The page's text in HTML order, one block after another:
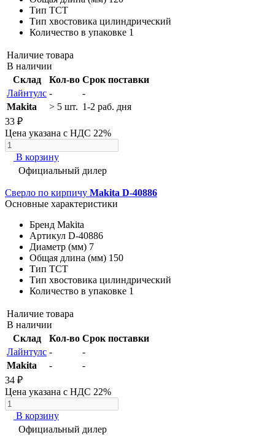
Тип TCT
Тип хвостовика цилиндрический
Количество в упаковке 1
Наличие товара
В наличии
Склад
Кол-во Срок поставки
Лайнтулс -
-
Makita
> 5 шт. 1-2 раб. дня
33 ₽
Цена указана с НДС 22%
В корзину
Официальный дилер
Сверло по кирпичу Makita D-40886
Основные характеристики
Бренд Makita
Артикул D-40886
Диаметр (мм) 7
Общая длина (мм) 150
Тип TCT
Тип хвостовика цилиндрический
Количество в упаковке 1
Наличие товара
В наличии
Склад
Кол-во Срок поставки
Лайнтулс -
-
Makita
-
-
34 ₽
Цена указана с НДС 22%
В корзину
Официальный дилер